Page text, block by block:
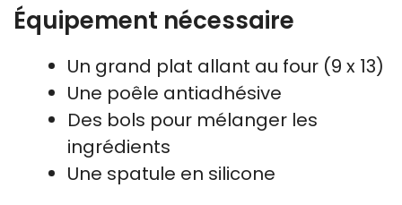
Équipement nécessaire
Un grand plat allant au four (9 x 13)
Une poêle antiadhésive
Des bols pour mélanger les
ingrédients
Une spatule en silicone